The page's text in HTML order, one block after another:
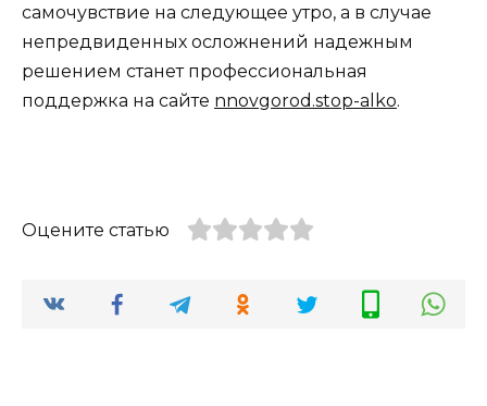
самочувствие на следующее утро, а в случае
непредвиденных осложнений надежным
решением станет профессиональная
поддержка на сайте nnovgorod.stop-alko.
Оцените статью